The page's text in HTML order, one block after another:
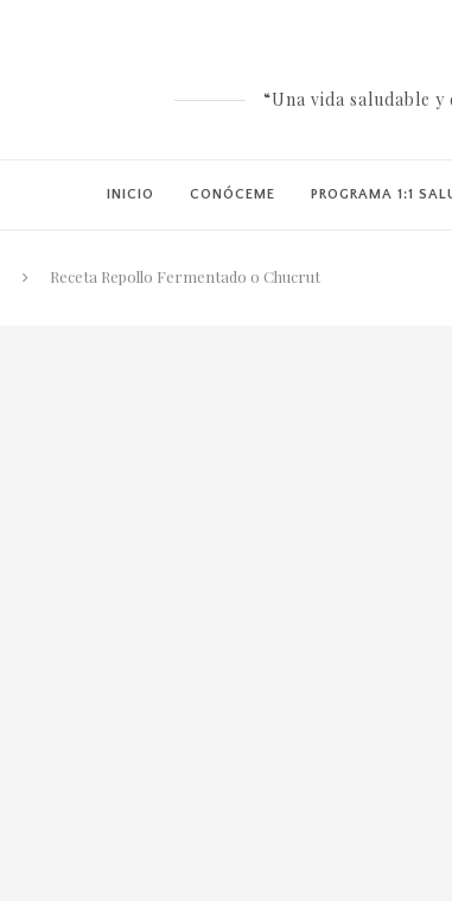
“Una vida saludable
INICIO CONÓCEME PROGRAMA 1:1
Receta Repollo Fermentado o Chucrut